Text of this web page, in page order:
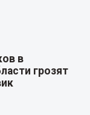
в
грозят